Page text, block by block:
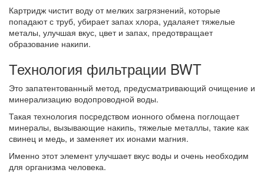
Картридж чистит воду от мелких загрязнений, которые
попадают с труб, убирает запах хлора, удалаяет тяжелые
металы, улучшая вкус, цвет и запах, предотвращает
образование накипи.
Технология фильтрации BWT
Это запатентованный метод, предусматривающий очищение и
минерализацию водопроводной воды.
Такая технология посредством ионного обмена поглощает
минералы, вызывающие накипь, тяжелые металлы, такие как
свинец и медь, и заменяет их ионами магния.
Именно этот элемент улучшает вкус воды и очень необходим
для организма человека.